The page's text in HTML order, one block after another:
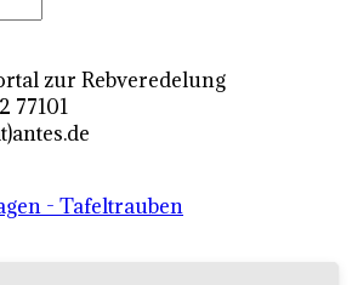
zur Rebveredelung
77101
- Tafeltrauben